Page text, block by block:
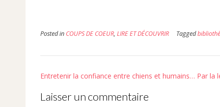
Posted in COUPS DE COEUR, LIRE ET DÉCOUVRIR Tagged
Post
Entretenir la confiance entre chiens et humains… Par la
Laisser un commentaire